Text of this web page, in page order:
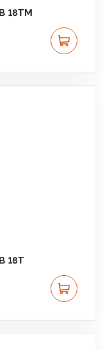
18TМ
18T